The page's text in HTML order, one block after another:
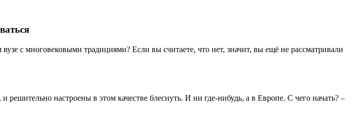
с многовековыми традициями? Если вы считаете, что нет, значит, вы ещё не рассматривали
решительно настроены в этом качестве блеснуть. И ни где-нибудь, а в Европе. С чего начать? –